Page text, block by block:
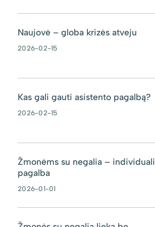
Naujovė – globa krizės atveju
2026-02-15
Kas gali gauti asistento pagalbą?
2026-02-15
Žmonėms su negalia – individuali
pagalba
2026-01-01